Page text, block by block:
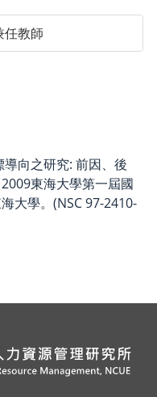
任教師
向之研究: 前因、後
東海大學第一屆國
大學。(NSC 97-2410-